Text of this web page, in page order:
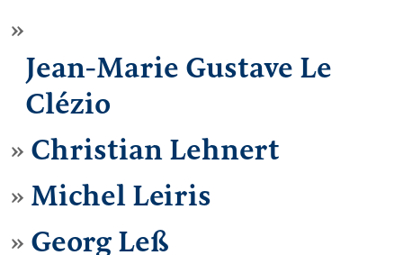
Jean-Marie Gustave Le
Clézio
Christian Lehnert
Michel Leiris
Georg Leß